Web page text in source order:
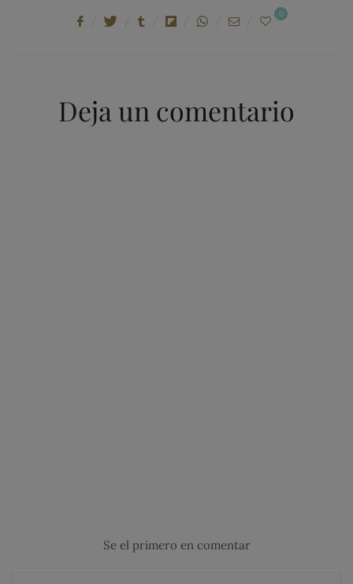
0
Deja un comentario
Se el primero en comentar